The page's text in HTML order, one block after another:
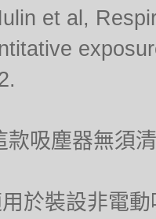
et al,
款吸塵器無須
於裝設非電